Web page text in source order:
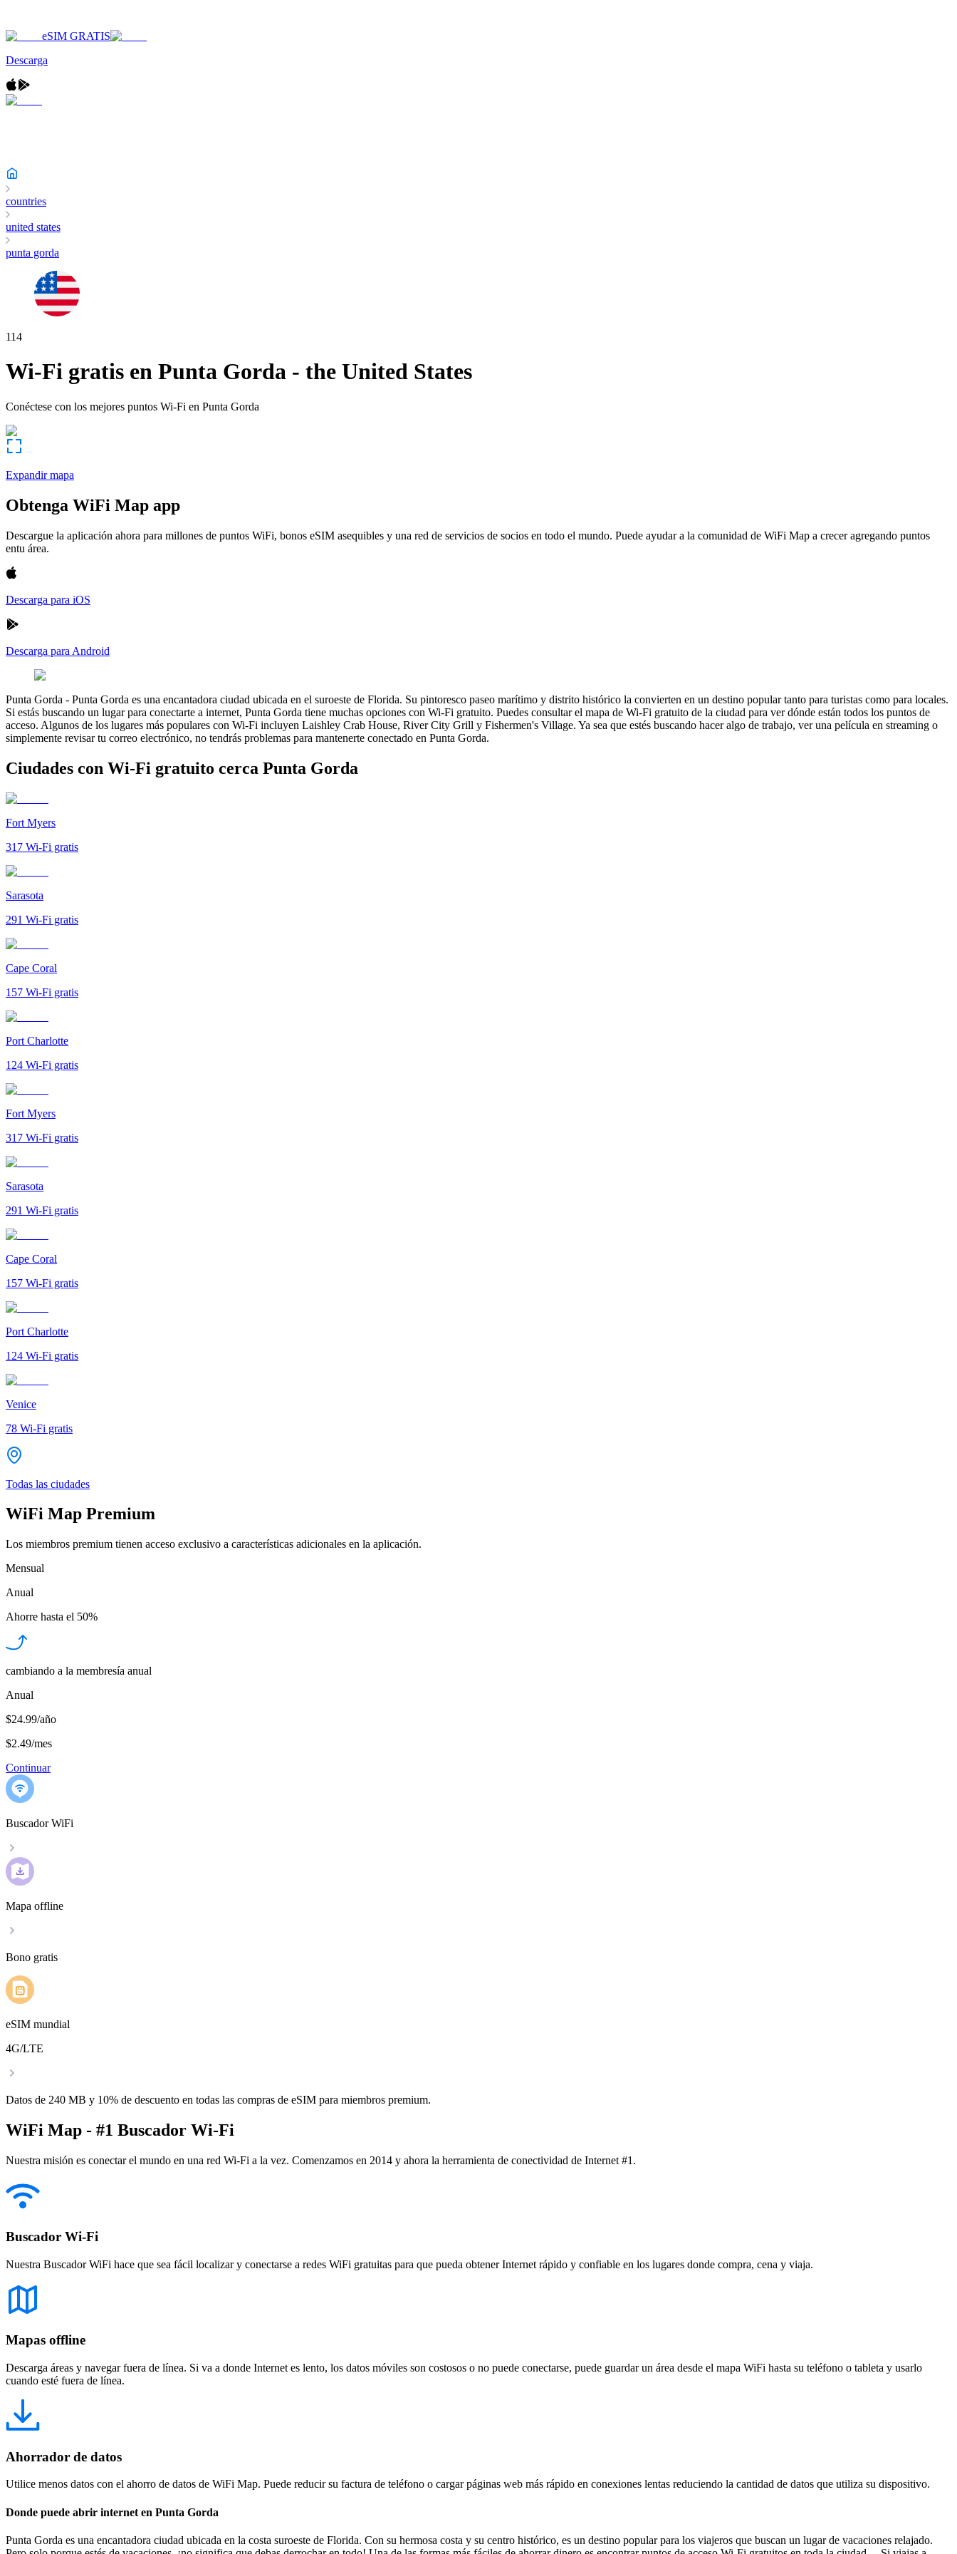
eSIM GRATIS
Descarga
countries
united states
punta gorda
114
Wi-Fi gratis en Punta Gorda - the United States
Conéctese con los mejores puntos Wi-Fi en Punta Gorda
Expandir mapa
Obtenga WiFi Map app
Descargue la aplicación ahora para millones de puntos WiFi, bonos eSIM asequibles y una red de servicios de socios en todo el mundo. Puede ayudar a la comunidad de WiFi Map a crecer agregando puntos
entu área.
Descarga para iOS
Descarga para Android
Punta Gorda - Punta Gorda es una encantadora ciudad ubicada en el suroeste de Florida. Su pintoresco paseo marítimo y distrito histórico la convierten en un destino popular tanto para turistas como para locales.
Si estás buscando un lugar para conectarte a internet, Punta Gorda tiene muchas opciones con Wi-Fi gratuito. Puedes consultar el mapa de Wi-Fi gratuito de la ciudad para ver dónde están todos los puntos de
acceso. Algunos de los lugares más populares con Wi-Fi incluyen Laishley Crab House, River City Grill y Fishermen's Village. Ya sea que estés buscando hacer algo de trabajo, ver una película en streaming o
simplemente revisar tu correo electrónico, no tendrás problemas para mantenerte conectado en Punta Gorda.
Ciudades con Wi-Fi gratuito cerca Punta Gorda
Fort Myers
317 Wi-Fi gratis
Sarasota
291 Wi-Fi gratis
Cape Coral
157 Wi-Fi gratis
Port Charlotte
124 Wi-Fi gratis
Fort Myers
317 Wi-Fi gratis
Sarasota
291 Wi-Fi gratis
Cape Coral
157 Wi-Fi gratis
Port Charlotte
124 Wi-Fi gratis
Venice
78 Wi-Fi gratis
Todas las ciudades
WiFi Map Premium
Los miembros premium tienen acceso exclusivo a características adicionales en la aplicación.
Mensual
Anual
Ahorre hasta el 50%
cambiando a la membresía anual
Anual
$24.99/año
$2.49/mes
Continuar
Buscador WiFi
Mapa offline
Bono gratis
eSIM mundial
4G/LTE
Datos de 240 MB y 10% de descuento en todas las compras de eSIM para miembros premium.
WiFi Map - #1 Buscador Wi-Fi
Nuestra misión es conectar el mundo en una red Wi-Fi a la vez. Comenzamos en 2014 y ahora la herramienta de conectividad de Internet #1.
Buscador Wi-Fi
Nuestra Buscador WiFi hace que sea fácil localizar y conectarse a redes WiFi gratuitas para que pueda obtener Internet rápido y confiable en los lugares donde compra, cena y viaja.
Mapas offline
Descarga áreas y navegar fuera de línea. Si va a donde Internet es lento, los datos móviles son costosos o no puede conectarse, puede guardar un área desde el mapa WiFi hasta su teléfono o tableta y usarlo
cuando esté fuera de línea.
Ahorrador de datos
Utilice menos datos con el ahorro de datos de WiFi Map. Puede reducir su factura de teléfono o cargar páginas web más rápido en conexiones lentas reduciendo la cantidad de datos que utiliza su dispositivo.
Donde puede abrir internet en Punta Gorda
Punta Gorda es una encantadora ciudad ubicada en la costa suroeste de Florida. Con su hermosa costa y su centro histórico, es un destino popular para los viajeros que buscan un lugar de vacaciones relajado.